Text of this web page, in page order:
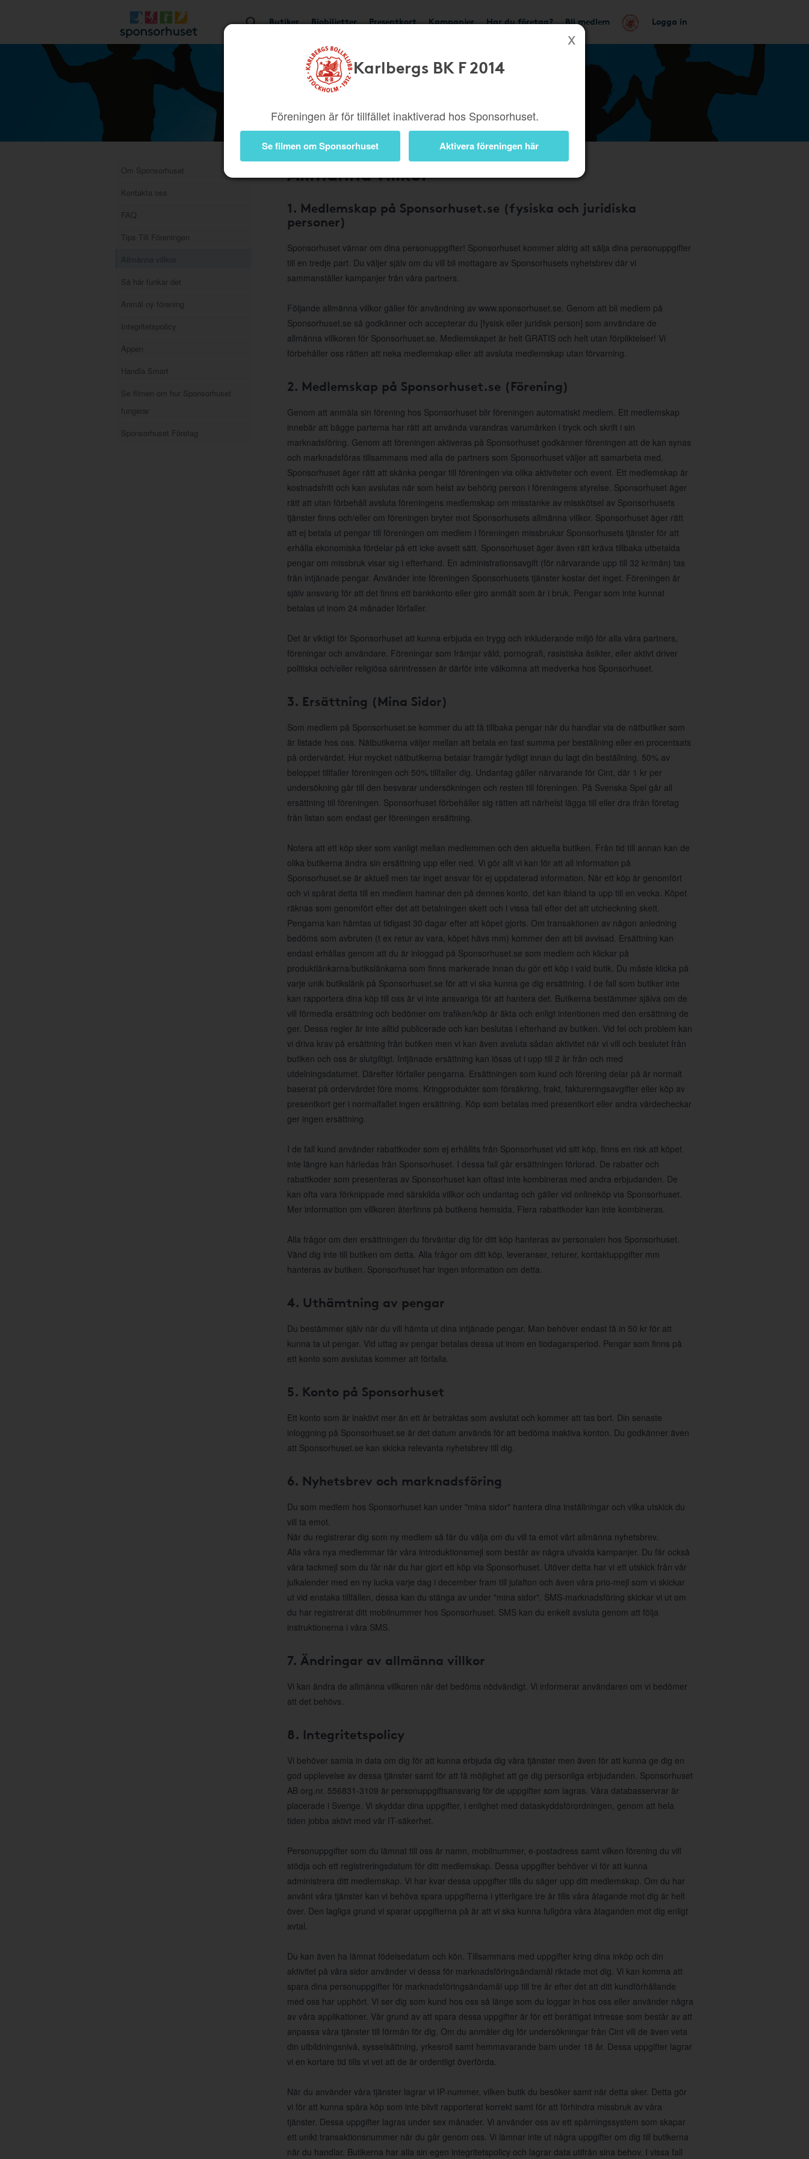
Butiker Biobiljetter Presentkort Kampanjer Har du företag? Bli medlem Logga in
Karlbergs BK F 2014
Föreningen är för tillfället inaktiverad hos Sponsorhuset.
Se filmen om Sponsorhuset Aktivera föreningen här
Om Sponsorhuset
Om Sponsorhuset
Kontakta oss
FAQ
Tips Till Föreningen
Så här funkar det
Anmäl ny förening
Integritetspolicy
Appen
Handla Smart
Se filmen om hur Sponsorhuset
fungerar
Sponsorhuset Företag
Allmänna villkor
1. Medlemskap på Sponsorhuset.se (fysiska och juridiska
personer)
Sponsorhuset värnar om dina personuppgifter! Sponsorhuset kommer aldrig att sälja dina personuppgifter
till en tredje part. Du väljer själv om du vill bli mottagare av Sponsorhusets nyhetsbrev där vi
sammanställer kampanjer från våra partners.
Följande allmänna villkor gäller för användning av www.sponsorhuset.se. Genom att bli medlem på
Sponsorhuset.se så godkänner och accepterar du [fysisk eller juridisk person] som användare de
allmänna villkoren för Sponsorhuset.se. Medlemskapet är helt GRATIS och helt utan förpliktelser! Vi
förbehåller oss rätten att neka medlemskap eller att avsluta medlemskap utan förvarning.
2. Medlemskap på Sponsorhuset.se (Förening)
Genom att anmäla sin förening hos Sponsorhuset blir föreningen automatiskt medlem. Ett medlemskap
innebär att bägge parterna har rätt att använda varandras varumärken i tryck och skrift i sin
marknadsföring. Genom att föreningen aktiveras på Sponsorhuset godkänner föreningen att de kan synas
och marknadsföras tillsammans med alla de partners som Sponsorhuset väljer att samarbeta med.
Sponsorhuset äger rätt att skänka pengar till föreningen via olika aktiviteter och event. Ett medlemskap är
kostnadsfritt och kan avslutas när som helst av behörig person i föreningens styrelse. Sponsorhuset äger
rätt att utan förbehåll avsluta föreningens medlemskap om misstanke av misskötsel av Sponsorhusets
tjänster finns och/eller om föreningen bryter mot Sponsorhusets allmänna villkor. Sponsorhuset äger rätt
att ej betala ut pengar till föreningen om medlem i föreningen missbrukar Sponsorhusets tjänster för att
erhålla ekonomiska fördelar på ett icke avsett sätt. Sponsorhuset äger även rätt kräva tillbaka utbetalda
pengar om missbruk visar sig i efterhand. En administrationsavgift (för närvarande upp till 32 kr/mån) tas
från intjänade pengar. Använder inte föreningen Sponsorhusets tjänster kostar det inget. Föreningen är
själv ansvarig för att det finns ett bankkonto eller giro anmält som är i bruk. Pengar som inte kunnat
betalas ut inom 24 månader förfaller.
Det är viktigt för Sponsorhuset att kunna erbjuda en trygg och inkluderande miljö för alla våra partners,
föreningar och användare. Föreningar som främjar våld, pornografi, rasistiska åsikter, eller aktivt driver
politiska och/eller religiösa särintressen är därför inte välkomna att medverka hos Sponsorhuset.
3. Ersättning (Mina Sidor)
Som medlem på Sponsorhuset.se kommer du att få tillbaka pengar när du handlar via de nätbutiker som
är listade hos oss. Nätbutikerna väljer mellan att betala en fast summa per beställning eller en procentsats
på ordervärdet. Hur mycket nätbutikerna betalar framgår tydligt innan du lagt din beställning. 50% av
beloppet tillfaller föreningen och 50% tillfaller dig. Undantag gäller närvarande för Cint, där 1 kr per
undersökning går till den besvarar undersökningen och resten till föreningen. På Svenska Spel går all
ersättning till föreningen. Sponsorhuset förbehåller sig rätten att närhelst lägga till eller dra ifrån företag
från listan som endast ger föreningen ersättning.
Notera att ett köp sker som vanligt mellan medlemmen och den aktuella butiken. Från tid till annan kan de
olika butikerna ändra sin ersättning upp eller ned. Vi gör allt vi kan för att all information på
Sponsorhuset.se är aktuell men tar inget ansvar för ej uppdaterad information. När ett köp är genomfört
och vi spårat detta till en medlem hamnar den på dennes konto, det kan ibland ta upp till en vecka. Köpet
räknas som genomfört efter det att betalningen skett och i vissa fall efter det att utcheckning skett.
Pengarna kan hämtas ut tidigast 30 dagar efter att köpet gjorts. Om transaktionen av någon anledning
bedöms som avbruten (t ex retur av vara, köpet hävs mm) kommer den att bli avvisad. Ersättning kan
endast erhållas genom att du är inloggad på Sponsorhuset.se som medlem och klickar på
produktlänkarna/butikslänkarna som finns markerade innan du gör ett köp i vald butik. Du måste klicka på
varje unik butikslänk på Sponsorhuset.se för att vi ska kunna ge dig ersättning. I de fall som butiker inte
kan rapportera dina köp till oss är vi inte ansvariga för att hantera det. Butikerna bestämmer själva om de
vill förmedla ersättning och bedömer om trafiken/köp är äkta och enligt intentionen med den ersättning de
ger. Dessa regler är inte alltid publicerade och kan beslutas i efterhand av butiken. Vid fel och problem kan
vi driva krav på ersättning från butiken men vi kan även avsluta sådan aktivitet när vi vill och beslutet från
butiken och oss är slutgiltigt. Intjänade ersättning kan lösas ut i upp till 2 år från och med
utdelningsdatumet. Därefter förfaller pengarna. Ersättningen som kund och förening delar på är normalt
baserat på ordervärdet före moms. Kringprodukter som försäkring, frakt, faktureringsavgifter eller köp av
presentkort ger i normalfallet ingen ersättning. Köp som betalas med presentkort eller andra värdecheckar
ger ingen ersättning.
I de fall kund använder rabattkoder som ej erhållits från Sponsorhuset vid sitt köp, finns en risk att köpet
inte längre kan härledas från Sponsorhuset. I dessa fall går ersättningen förlorad. De rabatter och
rabattkoder som presenteras av Sponsorhuset kan oftast inte kombineras med andra erbjudanden. De
kan ofta vara förknippade med särskilda villkor och undantag och gäller vid onlineköp via Sponsorhuset.
Mer information om villkoren återfinns på butikens hemsida. Flera rabattkoder kan inte kombineras.
Alla frågor om den ersättningen du förväntar dig för ditt köp hanteras av personalen hos Sponsorhuset.
Vänd dig inte till butiken om detta. Alla frågor om ditt köp, leveranser, returer, kontaktuppgifter mm
hanteras av butiken. Sponsorhuset har ingen information om detta.
4. Uthämtning av pengar
Du bestämmer själv när du vill hämta ut dina intjänade pengar. Man behöver endast få in 50 kr för att
kunna ta ut pengar. Vid uttag av pengar betalas dessa ut inom en tiodagarsperiod. Pengar som finns på
ett konto som avslutas kommer att förfalla.
5. Konto på Sponsorhuset
Ett konto som är inaktivt mer än ett år betraktas som avslutat och kommer att tas bort. Din senaste
inloggning på Sponsorhuset.se är det datum används för att bedöma inaktiva konton. Du godkänner även
att Sponsorhuset.se kan skicka relevanta nyhetsbrev till dig.
6. Nyhetsbrev och marknadsföring
Du som medlem hos Sponsorhuset kan under "mina sidor" hantera dina inställningar och vilka utskick du
vill ta emot.
När du registrerar dig som ny medlem så får du välja om du vill ta emot vårt allmänna nyhetsbrev.
Alla våra nya medlemmar får våra introduktionsmejl som består av några utvalda kampanjer. Du får också
våra tackmejl som du får när du har gjort ett köp via Sponsorhuset. Utöver detta har vi ett utskick från vår
julkalender med en ny lucka varje dag i december fram till julafton och även våra prio-mejl som vi skickar
ut vid enstaka tillfällen, dessa kan du stänga av under "mina sidor". SMS-marknadsföring skickar vi ut om
du har registrerat ditt mobilnummer hos Sponsorhuset. SMS kan du enkelt avsluta genom att följa
instruktionerna i våra SMS.
7. Ändringar av allmänna villkor
Vi kan ändra de allmänna villkoren när det bedöms nödvändigt. Vi informerar användaren om vi bedömer
att det behövs.
8. Integritetspolicy
Vi behöver samla in data om dig för att kunna erbjuda dig våra tjänster men även för att kunna ge dig en
god upplevelse av dessa tjänster samt för att få möjlighet att ge dig personliga erbjudanden. Sponsorhuset
AB org.nr. 556831-3109 är personuppgiftsansvarig för de uppgifter som lagras. Våra databasservrar är
placerade i Sverige. Vi skyddar dina uppgifter, i enlighet med dataskyddsförordningen, genom att hela
tiden jobba aktivt med vår IT-säkerhet.
Personuppgifter som du lämnat till oss är namn, mobilnummer, e-postadress samt vilken förening du vill
stödja och ett registreringsdatum för ditt medlemskap. Dessa uppgifter behöver vi för att kunna
administrera ditt medlemskap. Vi har kvar dessa uppgifter tills du säger upp ditt medlemskap. Om du har
använt våra tjänster kan vi behöva spara uppgifterna i ytterligare tre år tills våra åtagande mot dig är helt
över. Den lagliga grund vi sparar uppgifterna på är att vi ska kunna fullgöra våra åtaganden mot dig enligt
avtal.
Du kan även ha lämnat födelsedatum och kön. Tillsammans med uppgifter kring dina inköp och din
aktivitet på våra sidor använder vi dessa för marknadsföringsändamål riktade mot dig. Vi kan komma att
spara dina personuppgifter för marknadsföringsändamål upp till tre år efter det att ditt kundförhållande
med oss har upphört. Vi ser dig som kund hos oss så länge som du loggar in hos oss eller använder några
av våra applikationer. Vår grund av att spara dessa uppgifter är för ett berättigat intresse som består av att
anpassa våra tjänster till förmån för dig. Om du anmäler dig för undersökningar från Cint vill de även veta
din utbildningsnivå, sysselsättning, yrkesroll samt hemmavarande barn under 18 år. Dessa uppgifter lagrar
vi en kortare tid tills vi vet att de är ordentligt överförda.
När du använder våra tjänster lagrar vi IP-nummer, vilken butik du besöker samt när detta sker. Detta gör
vi för att kunna spåra köp som inte blivit rapporterat korrekt samt för att förhindra missbruk av våra
tjänster. Dessa uppgifter lagras under sex månader. Vi använder oss av ett spårningssystem som skapar
ett unikt transaktionsnummer när du går genom oss. Vi lämnar inte ut några uppgifter om dig till butikerna
när du handlar. Butikerna har alla sin egen integritetspolicy och lagrar data utifrån sina behov. I vissa fall